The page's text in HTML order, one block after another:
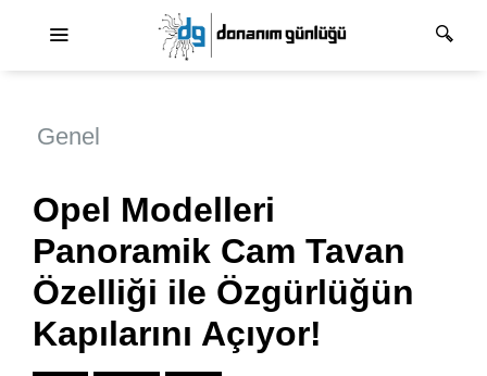
Genel
Opel Modelleri
Panoramik Cam Tavan
Özelliği ile Özgürlüğün
Kapılarını Açıyor!